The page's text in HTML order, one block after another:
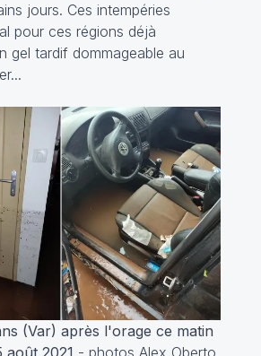
jours. Ces intempéries
pour ces régions déjà
gel tardif dommageable au
(Var) après l'orage ce matin